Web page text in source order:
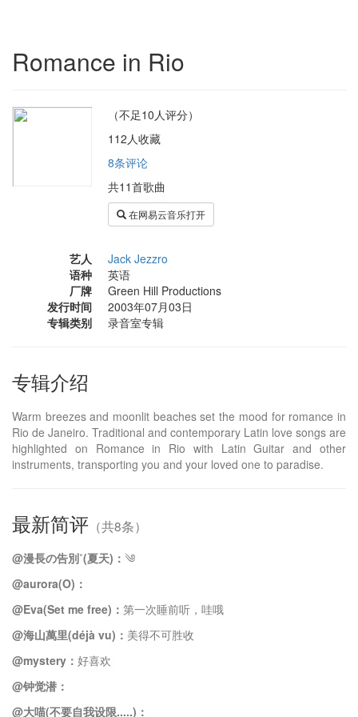
Romance in Rio
（不足10人评分）
112人收藏
8条评论
共11首歌曲
在网易云音乐打开
艺人
Jack Jezzro
语种
英语
厂牌
Green Hill Productions
发行时间
2003年07月03日
专辑类别
录音室专辑
专辑介绍
Warm breezes and moonlit beaches set the mood for romance in
Rio de Janeiro. Traditional and contemporary Latin love songs are
highlighted on Romance in Rio with Latin Guitar and other
instruments, transporting you and your loved one to paradise.
最新简评 （共8条）
@漫長の告別˚(夏天)： ༄
@aurora(O)：
@Eva(Set me free)： 第一次睡前听，哇哦
@海山萬里(déjà vu)： 美得不可胜收
@mystery： 好喜欢
@钟觉潜：
@大喵(不要自我设限.....)：